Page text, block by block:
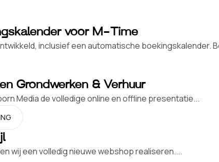
voor M-Time
inclusief een automatische boekingskalender.
Grondwerken & Verhuur
Media de volledige online en offline presentatie...
wij een volledig nieuwe webshop realiseren....